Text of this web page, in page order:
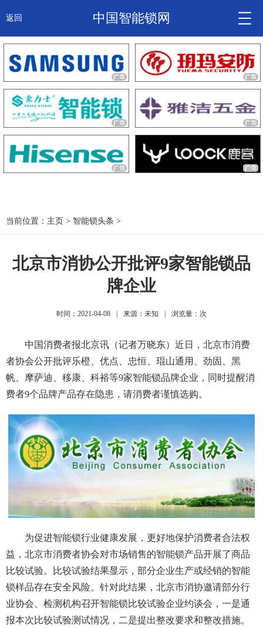
返回 中国智能锁网
智能锁头条
诚信企业
产品
大咖秀
关于我们
锁信通
当前位置： 主页 > 智能锁头条 >
北京市消协公开批评9家智能锁品
牌企业
时间：2021-04-08 来源：未知 浏览量： 次
中国消费者报北京讯（记者万晓东）近日，北京市消费
者协会公开批评乐橙、优点、忠恒、琨山通用、劲固、黑
帆、摩萨迪、移康、科裕等9家智能锁品牌企业，同时提醒消
费者9个品牌产品存在隐患，请消费者谨慎选购。
为促进智能锁行业健康发展，更好地保护消费者合法权
益，北京市消费者协会对市场销售的智能锁产品开展了商品
比较试验。比较试验结果显示，部分企业生产或经销的智能
锁样品存在安全风险。针对此结果，北京市消协邀请部分行
业协会、检测机构召开智能锁比较试验企业约谈会，一是通
报本次比较试验测试情况，二是提出整改要求和整改措施。